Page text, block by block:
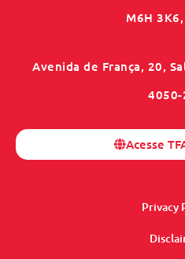
M6H
Avenida de França, 20,
4050-
Acesse
Privacy